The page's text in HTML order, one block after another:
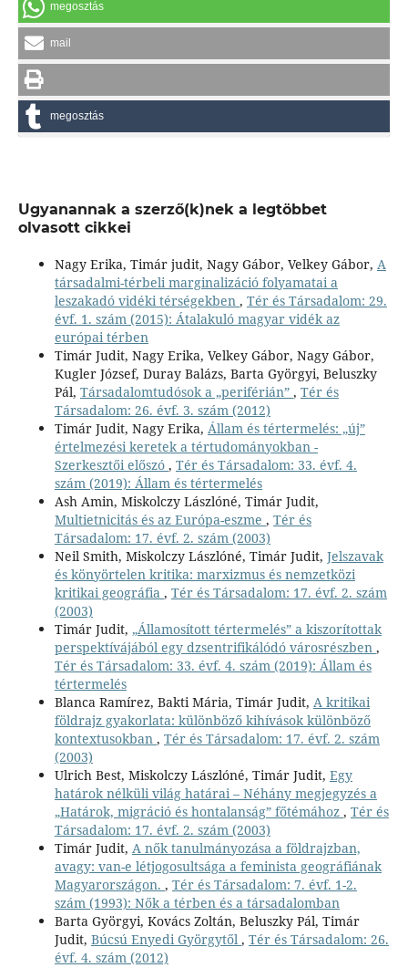
megosztás
mail
megosztás
Ugyanannak a szerző(k)nek a legtöbbet
olvasott cikkei
Nagy Erika, Timár judit, Nagy Gábor, Velkey Gábor, A
társadalmi-térbeli marginalizáció folyamatai a
leszakadó vidéki térségekben , Tér és Társadalom: 29.
évf. 1. szám (2015): Átalakuló magyar vidék az
európai térben
Timár Judit, Nagy Erika, Velkey Gábor, Nagy Gábor,
Kugler József, Duray Balázs, Barta Györgyi, Beluszky
Pál, Társadalomtudósok a „periférián” , Tér és
Társadalom: 26. évf. 3. szám (2012)
Timár Judit, Nagy Erika, Állam és tértermelés: „új”
értelmezési keretek a tértudományokban -
Szerkesztői előszó , Tér és Társadalom: 33. évf. 4.
szám (2019): Állam és tértermelés
Ash Amin, Miskolczy Lászlóné, Timár Judit,
Multietnicitás és az Európa-eszme , Tér és
Társadalom: 17. évf. 2. szám (2003)
Neil Smith, Miskolczy Lászlóné, Timár Judit, Jelszavak
és könyörtelen kritika: marxizmus és nemzetközi
kritikai geográfia , Tér és Társadalom: 17. évf. 2. szám
(2003)
Timár Judit, „Államosított tértermelés” a kiszorítottak
perspektívájából egy dzsentrifikálódó városrészben ,
Tér és Társadalom: 33. évf. 4. szám (2019): Állam és
tértermelés
Blanca Ramírez, Bakti Mária, Timár Judit, A kritikai
földrajz gyakorlata: különböző kihívások különböző
kontextusokban , Tér és Társadalom: 17. évf. 2. szám
(2003)
Ulrich Best, Miskolczy Lászlóné, Timár Judit, Egy
határok nélküli világ határai – Néhány megjegyzés a
„Határok, migráció és hontalanság” főtémához , Tér és
Társadalom: 17. évf. 2. szám (2003)
Timár Judit, A nők tanulmányozása a földrajzban,
avagy: van-e létjogosultsága a feminista geográfiának
Magyarországon. , Tér és Társadalom: 7. évf. 1-2.
szám (1993): Nők a térben és a társadalomban
Barta Györgyi, Kovács Zoltán, Beluszky Pál, Timár
Judit, Búcsú Enyedi Györgytől , Tér és Társadalom: 26.
évf. 4. szám (2012)